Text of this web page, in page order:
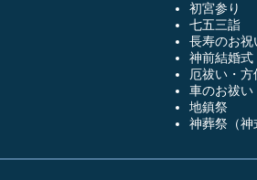
初宮参り
七五三詣
長寿のお祝
神前結婚式
厄祓い・方
車のお祓い
地鎮祭
神葬祭（神